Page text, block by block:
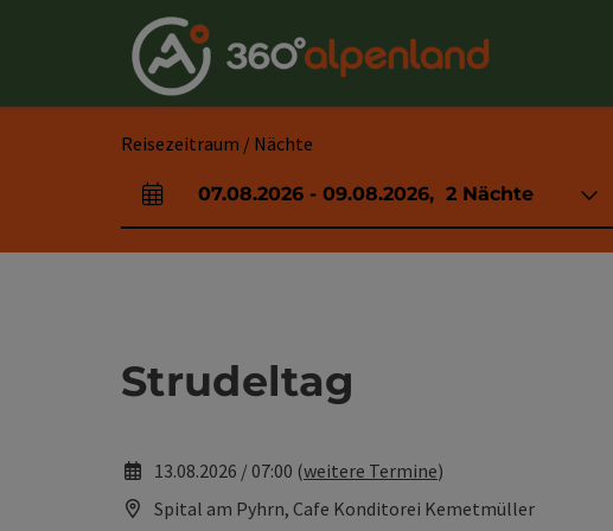
Accesskey
[0]
Zur NavigationAccesskey
[1]
Zum Seitenanfang[2]
Zur Kontaktseite Accesskey
[3]
Accesskey
[4]
Zum ImpressumAccesskey
[5]
Zu den Hinweisen zur Bedienung der Website
Zur StartseiteAccesskey
[7]
Reisezeitraum / Nächte
An- und Abreisefelder
07.08.2026 - 09.08.2026, 2 Nächte
Strudeltag
13.08.2026 / 07:00 (weitere Termine)
Spital am Pyhrn, Cafe Konditorei Kemetmüller